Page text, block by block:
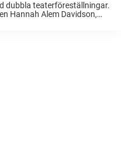
dubbla teaterföreställningar.
Hannah Alem Davidson,